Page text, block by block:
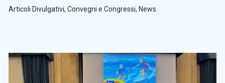
Articoli Divulgativi, Convegni e Congressi, News